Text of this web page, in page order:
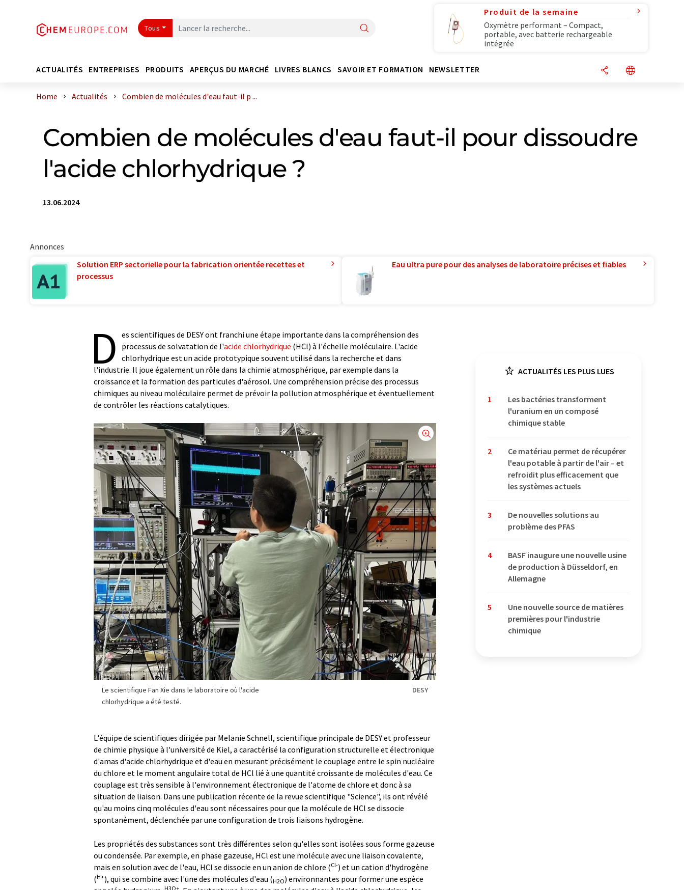
Tous
Produit de la semaine
Oxymètre performant – Compact,
portable, avec batterie rechargeable
intégrée
ACTUALITÉS ENTREPRISES PRODUITS APERÇUS DU MARCHÉ LIVRES BLANCS SAVOIR ET FORMATION NEWSLETTER
Home Actualités Combien de molécules d'eau faut-il p ...
Combien de molécules d'eau faut-il pour dissoudre
l'acide chlorhydrique ?
13.06.2024
Annonces
Solution ERP sectorielle pour la fabrication orientée recettes et
processus
Eau ultra pure pour des analyses de laboratoire précises et fiables
D es scientifiques de DESY ont franchi une étape importante dans la compréhension des
processus de solvatation de l'acide chlorhydrique (HCl) à l'échelle moléculaire. L'acide
chlorhydrique est un acide prototypique souvent utilisé dans la recherche et dans
l'industrie. Il joue également un rôle dans la chimie atmosphérique, par exemple dans la
croissance et la formation des particules d'aérosol. Une compréhension précise des processus
chimiques au niveau moléculaire permet de prévoir la pollution atmosphérique et éventuellement
de contrôler les réactions catalytiques.
Le scientifique Fan Xie dans le laboratoire où l'acide
chlorhydrique a été testé.
DESY
L'équipe de scientifiques dirigée par Melanie Schnell, scientifique principale de DESY et professeur
de chimie physique à l'université de Kiel, a caractérisé la configuration structurelle et électronique
d'amas d'acide chlorhydrique et d'eau en mesurant précisément le couplage entre le spin nucléaire
du chlore et le moment angulaire total de HCl lié à une quantité croissante de molécules d'eau. Ce
couplage est très sensible à l'environnement électronique de l'atome de chlore et donc à sa
situation de liaison. Dans une publication récente de la revue scientifique "Science", ils ont révélé
qu'au moins cinq molécules d'eau sont nécessaires pour que la molécule de HCl se dissocie
spontanément, déclenchée par une configuration de trois liaisons hydrogène.
Les propriétés des substances sont très différentes selon qu'elles sont isolées sous forme gazeuse
ou condensée. Par exemple, en phase gazeuse, HCl est une molécule avec une liaison covalente,
mais en solution avec de l'eau, HCl se dissocie en un anion de chlore (Cl-) et un cation d'hydrogène
(H+), qui se combine avec l'une des molécules d'eau (H2O) environnantes pour former une espèce
H3O+
ACTUALITÉS LES PLUS LUES
1
Les bactéries transforment
l'uranium en un composé
chimique stable
2
Ce matériau permet de récupérer
l'eau potable à partir de l'air – et
refroidit plus efficacement que
les systèmes actuels
3
De nouvelles solutions au
problème des PFAS
4
BASF inaugure une nouvelle usine
de production à Düsseldorf, en
Allemagne
5
Une nouvelle source de matières
premières pour l'industrie
chimique